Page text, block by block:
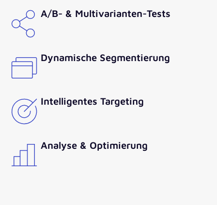
A/B- & Multivarianten-Tests
Dynamische Segmentierung
Intelligentes Targeting
Analyse & Optimierung